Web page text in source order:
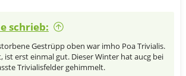
schrieb:
Gestrüpp oben war imho Poa Trivialis.
ist erst einmal gut. Dieser Winter hat aucg bei
Trivialisfelder gehimmelt.